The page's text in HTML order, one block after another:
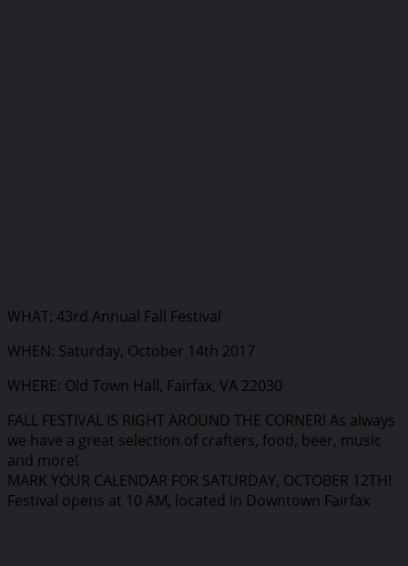
WHAT: 43rd Annual Fall Festival
WHEN: Saturday, October 14th 2017
WHERE: Old Town Hall, Fairfax, VA 22030
FALL FESTIVAL IS RIGHT AROUND THE CORNER! As always
we have a great selection of crafters, food, beer, music
and more!
MARK YOUR CALENDAR FOR SATURDAY, OCTOBER 12TH!
Festival opens at 10 AM, located in Downtown Fairfax